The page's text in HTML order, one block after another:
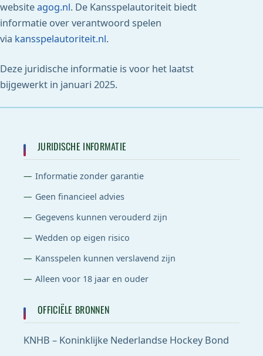
websiteagog.nl. De Kansspelautoriteit biedt
informatie over verantwoord spelen
via kansspelautoriteit.nl.
Deze juridische informatie is voor het laatst
bijgewerkt in januari 2025.
JURIDISCHE INFORMATIE
Informatie zonder garantie
Geen financieel advies
Gegevens kunnen verouderd zijn
Wedden op eigen risico
Kansspelen kunnen verslavend zijn
Alleen voor 18 jaar en ouder
OFFICIËLE BRONNEN
KNHB – Koninklijke Nederlandse Hockey Bond